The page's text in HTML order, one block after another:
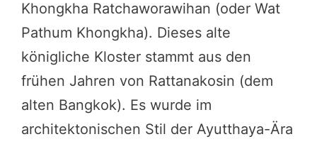
Khongkha Ratchaworawihan (oder Wat
Pathum Khongkha). Dieses alte
königliche Kloster stammt aus den
frühen Jahren von Rattanakosin (dem
alten Bangkok). Es wurde im
architektonischen Stil der Ayutthaya-Ära